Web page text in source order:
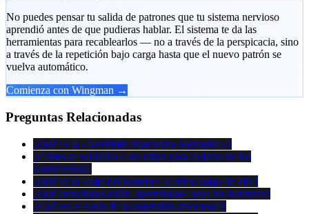
No puedes pensar tu salida de patrones que tu sistema nervioso
aprendió antes de que pudieras hablar. El sistema te da las
herramientas para recablearlos — no a través de la perspicacia, sino
a través de la repetición bajo carga hasta que el nuevo patrón se
vuelva automático.
Comienza con Wingman →
Preguntas Relacionadas
¿Qué es la «alexitimia masculina normativa»?
¿Cómo se socializó a los niños para alejarse de los
sentimientos?
¿Qué es la «caja del hombre» y cómo salgo de ella?
¿Qué emociones están «permitidas» para los hombres?
¿Cuál es el costo de la supresión emocional?